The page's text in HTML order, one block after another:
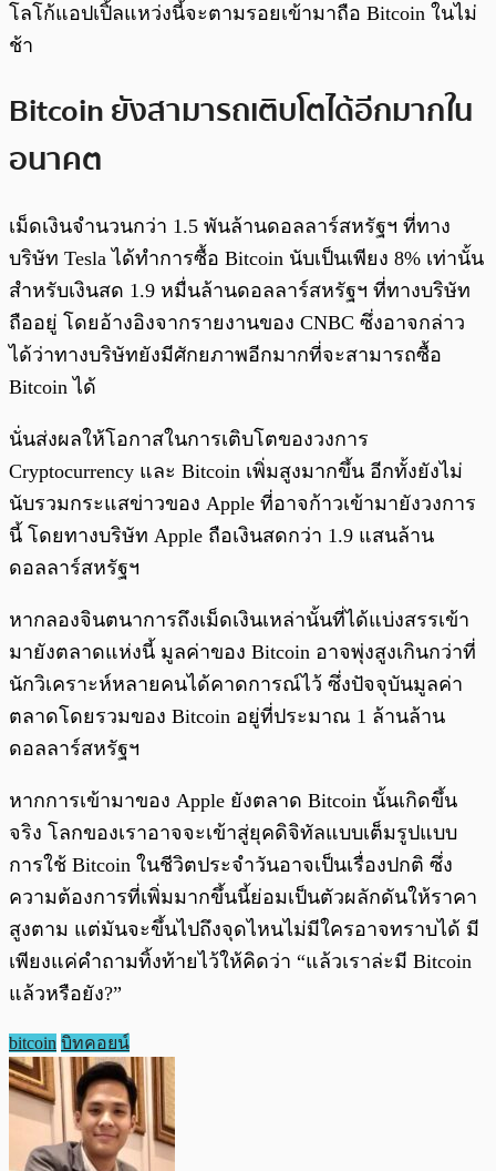
โลโก้แอปเปิ้ลแหว่งนี้จะตามรอยเข้ามาถือ Bitcoin ในไม่
ช้า
Bitcoin ยังสามารถเติบโตได้อีกมากใน
อนาคต
เม็ดเงินจำนวนกว่า 1.5 พันล้านดอลลาร์สหรัฐฯ ที่ทาง
บริษัท Tesla ได้ทำการซื้อ Bitcoin นับเป็นเพียง 8% เท่านั้น
สำหรับเงินสด 1.9 หมื่นล้านดอลลาร์สหรัฐฯ ที่ทางบริษัท
ถืออยู่ โดยอ้างอิงจากรายงานของ CNBC ซึ่งอาจกล่าว
ได้ว่าทางบริษัทยังมีศักยภาพอีกมากที่จะสามารถซื้อ
Bitcoin ได้
นั่นส่งผลให้โอกาสในการเติบโตของวงการ
Cryptocurrency และ Bitcoin เพิ่มสูงมากขึ้น อีกทั้งยังไม่
นับรวมกระแสข่าวของ Apple ที่อาจก้าวเข้ามายังวงการ
นี้ โดยทางบริษัท Apple ถือเงินสดกว่า 1.9 แสนล้าน
ดอลลาร์สหรัฐฯ
หากลองจินตนาการถึงเม็ดเงินเหล่านั้นที่ได้แบ่งสรรเข้า
มายังตลาดแห่งนี้ มูลค่าของ Bitcoin อาจพุ่งสูงเกินกว่าที่
นักวิเคราะห์หลายคนได้คาดการณ์ไว้ ซึ่งปัจจุบันมูลค่า
ตลาดโดยรวมของ Bitcoin อยู่ที่ประมาณ 1 ล้านล้าน
ดอลลาร์สหรัฐฯ
หากการเข้ามาของ Apple ยังตลาด Bitcoin นั้นเกิดขึ้น
จริง โลกของเราอาจจะเข้าสู่ยุคดิจิทัลแบบเต็มรูปแบบ
การใช้ Bitcoin ในชีวิตประจำวันอาจเป็นเรื่องปกติ ซึ่ง
ความต้องการที่เพิ่มมากขึ้นนี้ย่อมเป็นตัวผลักดันให้ราคา
สูงตาม แต่มันจะขึ้นไปถึงจุดไหนไม่มีใครอาจทราบได้ มี
เพียงแค่คำถามทิ้งท้ายไว้ให้คิดว่า “แล้วเราล่ะมี Bitcoin
แล้วหรือยัง?”
bitcoin บิทคอยน์